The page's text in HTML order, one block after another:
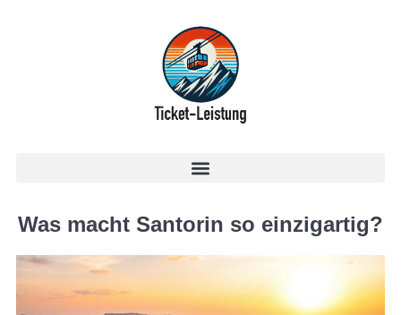
Was macht Santorin so einzigartig?